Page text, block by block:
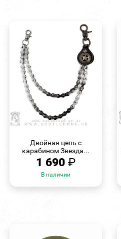
Двойная цепь с
карабином Звезда...
1 690 ₽
В наличии